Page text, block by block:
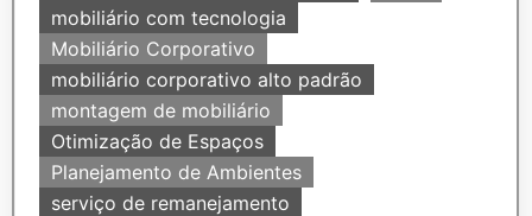
mobiliário com tecnologia
Mobiliário Corporativo
mobiliário corporativo alto padrão
montagem de mobiliário
Otimização de Espaços
Planejamento de Ambientes
serviço de remanejamento